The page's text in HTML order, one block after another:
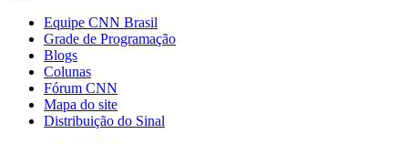
Equipe CNN Brasil
Grade de Programação
Blogs
Colunas
Fórum CNN
Mapa do site
Distribuição do Sinal